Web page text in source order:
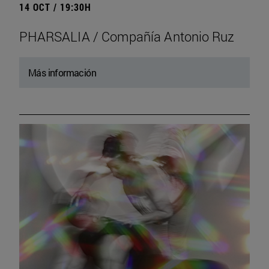
14 OCT / 19:30H
PHARSALIA / Compañía Antonio Ruz
Más información